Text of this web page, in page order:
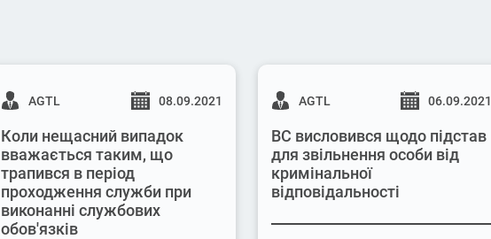
AGTL 08.09.2021
Коли нещасний випадок
вважається таким, що
трапився в період
проходження служби при
виконанні службових
обов'язків
AGTL 06.09.2021
ВС висловився щодо підстав
для звільнення особи від
кримінальної
відповідальності